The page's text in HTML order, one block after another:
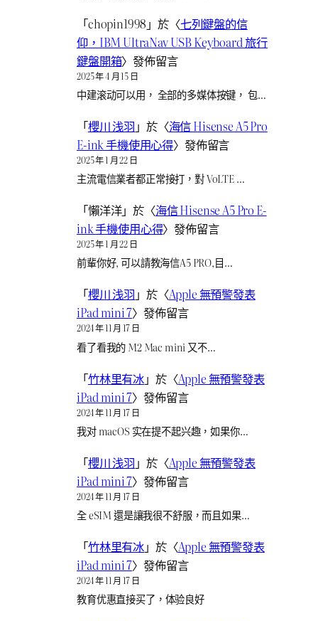
「chopin1998 」於〈七列鍵盤的信
仰，IBM UltraNav USB Keyboard 旅行
鍵盤開箱〉發佈留言
2025 年 4 月 15 日
中建滚动可以用， 全部的多媒体按键， 包…
「櫻川 浅羽 」於〈海信 Hisense A5 Pro
E-ink 手機使用心得〉發佈留言
2025 年 1 月 22 日
主流電信業者都正常接打，對 VoLTE …
「懶洋洋」於〈海信 Hisense A5 Pro E-
ink 手機使用心得〉發佈留言
2025 年 1 月 22 日
前輩你好, 可以請教海信A5 PRO,目…
「櫻川 浅羽 」於〈Apple 無預警發表
iPad mini 7〉發佈留言
2024 年 11 月 17 日
看了看我的 M2 Mac mini 又不…
「竹林里有冰」於〈Apple 無預警發表
iPad mini 7〉發佈留言
2024 年 11 月 17 日
我对 macOS 实在提不起兴趣，如果你…
「櫻川 浅羽 」於〈Apple 無預警發表
iPad mini 7〉發佈留言
2024 年 11 月 17 日
全 eSIM 還是讓我很不舒服，而且如果…
「竹林里有冰」於〈Apple 無預警發表
iPad mini 7〉發佈留言
2024 年 11 月 17 日
教育优惠直接买了，体验良好